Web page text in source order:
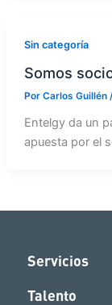
Sin categoría
Somos
Por Carlos Guillén
Entelgy da un
apuesta por el
Servicios
Talento